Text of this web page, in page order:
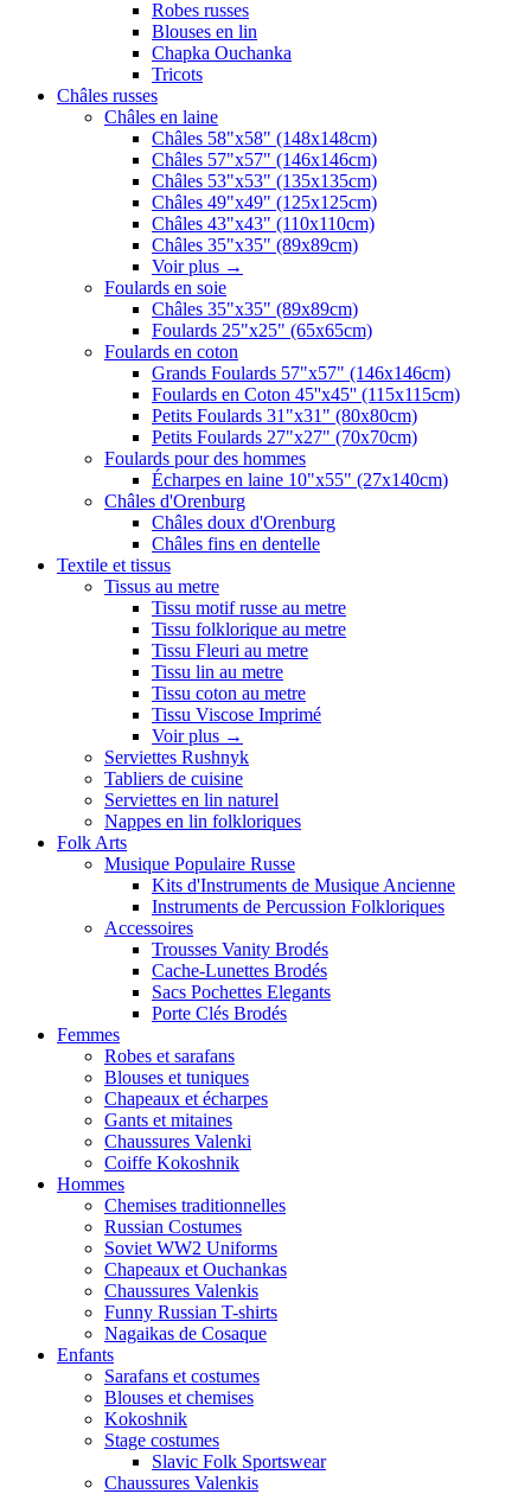
Robes russes
Blouses en lin
Chapka Ouchanka
Tricots
Châles russes
Châles en laine
Châles 58"x58" (148x148cm)
Châles 57"x57" (146x146cm)
Châles 53"x53" (135x135cm)
Châles 49"x49" (125x125cm)
Châles 43"x43" (110x110cm)
Châles 35"x35" (89x89cm)
Voir plus →
Foulards en soie
Châles 35"x35" (89x89cm)
Foulards 25"x25" (65x65cm)
Foulards en coton
Grands Foulards 57"x57" (146x146cm)
Foulards en Coton 45''x45'' (115x115cm)
Petits Foulards 31"x31" (80x80cm)
Petits Foulards 27"x27" (70x70cm)
Foulards pour des hommes
Écharpes en laine 10"x55" (27x140cm)
Châles d'Orenburg
Châles doux d'Orenburg
Châles fins en dentelle
Textile et tissus
Tissus au metre
Tissu motif russe au metre
Tissu folklorique au metre
Tissu Fleuri au metre
Tissu lin au metre
Tissu coton au metre
Tissu Viscose Imprimé
Voir plus →
Serviettes Rushnyk
Tabliers de cuisine
Serviettes en lin naturel
Nappes en lin folkloriques
Folk Arts
Musique Populaire Russe
Kits d'Instruments de Musique Ancienne
Instruments de Percussion Folkloriques
Accessoires
Trousses Vanity Brodés
Cache-Lunettes Brodés
Sacs Pochettes Elegants
Porte Clés Brodés
Femmes
Robes et sarafans
Blouses et tuniques
Chapeaux et écharpes
Gants et mitaines
Chaussures Valenki
Coiffe Kokoshnik
Hommes
Chemises traditionnelles
Russian Costumes
Soviet WW2 Uniforms
Chapeaux et Ouchankas
Chaussures Valenkis
Funny Russian T-shirts
Nagaikas de Cosaque
Enfants
Sarafans et costumes
Blouses et chemises
Kokoshnik
Stage costumes
Slavic Folk Sportswear
Chaussures Valenkis